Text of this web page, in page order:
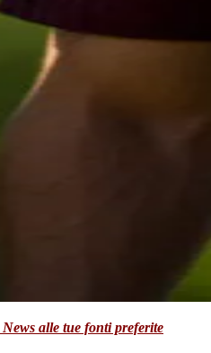
alle tue fonti preferite